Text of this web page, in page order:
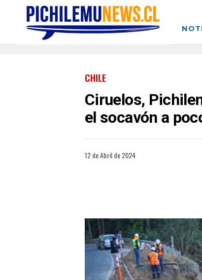
CHILE
Ciruelos,
el socavón a
12 de Abril de 2024